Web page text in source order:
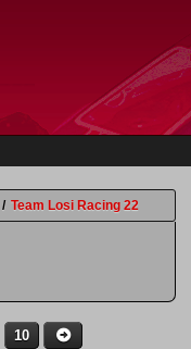
/ Team Losi Racing 22
10